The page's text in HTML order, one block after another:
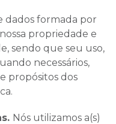
dados formada por
propriedade e
sendo que seu uso,
necessários,
propósitos dos
Nós utilizamos a(s)